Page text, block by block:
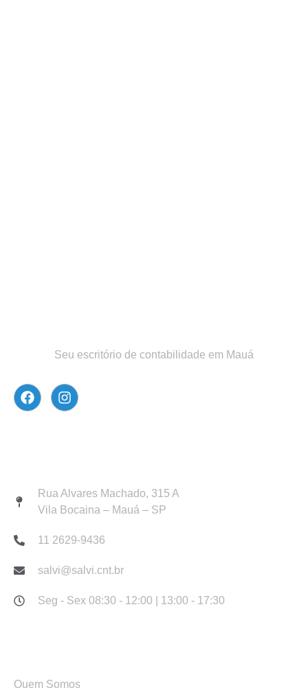
Seu escritório de contabilidade em Mauá
Rua Alvares Machado, 315 A
Vila Bocaina – Mauá – SP
11 2629-9436
salvi@salvi.cnt.br
Seg - Sex 08:30 - 12:00 | 13:00 - 17:30
Quem Somos